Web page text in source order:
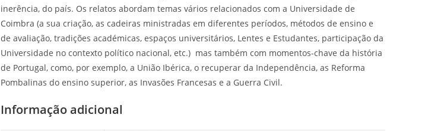
inerência, do país. Os relatos abordam temas vários relacionados com a Universidade de
Coimbra (a sua criação, as cadeiras ministradas em diferentes períodos, métodos de ensino e
de avaliação, tradições académicas, espaços universitários, Lentes e Estudantes, participação da
Universidade no contexto político nacional, etc.) mas também com momentos-chave da história
de Portugal, como, por exemplo, a União Ibérica, o recuperar da Independência, as Reforma
Pombalinas do ensino superior, as Invasões Francesas e a Guerra Civil.
Informação adicional